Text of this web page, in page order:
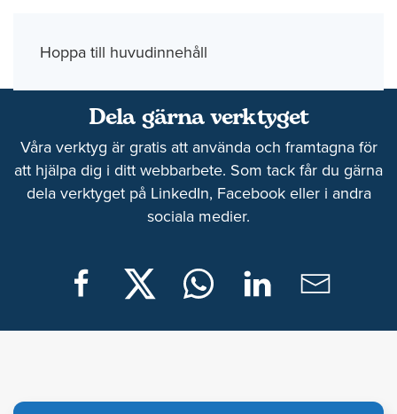
Hoppa till huvudinnehåll
Dela gärna verktyget
Våra verktyg är gratis att använda och framtagna för
att hjälpa dig i ditt webbarbete. Som tack får du gärna
dela verktyget på LinkedIn, Facebook eller i andra
sociala medier.